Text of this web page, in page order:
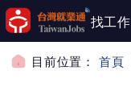
跳到主要內容
找工作
目前位置： 首頁